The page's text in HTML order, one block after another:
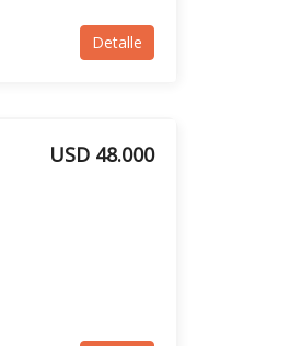
Detalle
USD 48.000